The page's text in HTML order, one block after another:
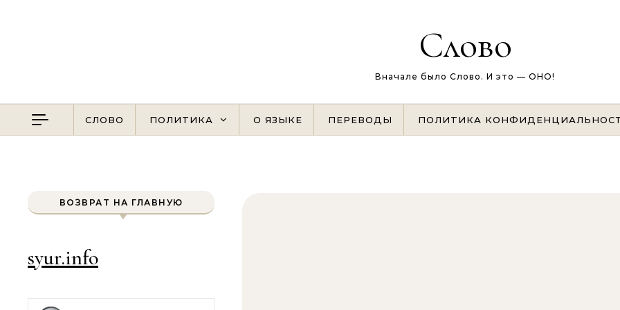
Слово
Вначале было Слово. И это — ОНО!
СЛОВО ПОЛИТИКА О ЯЗЫКЕ ПЕРЕВОДЫ ПОЛИТИКА
ВОЗВРАТ НА ГЛАВНУЮ
syur.info